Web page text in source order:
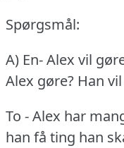
Spørgsmål:
A) En- Alex vil
Alex gøre? Han
To - Alex har
han få ting han